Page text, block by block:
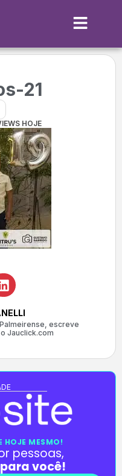
21
HOJE
escreve
Jauclick.com
HOJE MESMO!
pessoas,
você!